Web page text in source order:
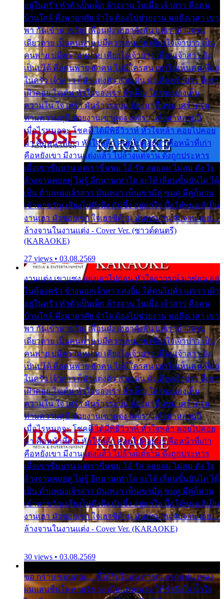
อยู่ในครัว ทำตัวเป็นเด็ก ล้างจาน ในเมื่อ เจ้าสาว คือคน
บ้านใกล้ พึ่งพาอาศัย จำใจ ต้องไปช่วยงาน พอถึงเวลา เขา
พา กันเข้าพาขวัญ เพื่อนฝูง เฮฮาดังลั่น แต่เราล้างจาน
เดียวดาย เป็นคนพ่าย บ่มีความหมาย เคียงใจเจ้าบ่าว เป็น
คนพ่าย บ่มีความหมาย เคียงใจเจ้าบ่าว เพื่อนเจ้าสาว ยัง
เป็นบ่ได้ คือคนพ่าย ฮักคน ไม่มีใครสน เขาไม่เห็นคน ที่อยู่
ในครัว เจ้าสาว ก็มัวแต่งตัว สวยเด่น นั่งเคียงเจ้าบ่าว ที่เขา
เฝ้าคอย ใจเต้น หัวใจของเรา ลำเค็ญ ใครจะมองเห็น
ความใน ใจ เศร้า มันร้าวระบม ต้องมาขื่นขม เศร้าตรม
ท่ามความสุขี ช่วยงานเขาแต่ง แต่เรา แล้งมาหลายปี
เมื่อไรหนอจะ โชคดี ได้มีพิธีวิวาห์ หัวใจหล้า คอยไปคอย
มา คือหน้าที่เก่า หัวใจหล้า คอยไปคอยมา คือหน้าที่เก่า
คือหยังเขา มีงานแต่งแล้ว ไปล้างแต่จาน ดั่งถูกประหาร
เมื่อเขาชื่นบาน แต่เราขื่นขม โอ้ รัก ลอยลม ไม่สม ดัง ใจ
ล้างจานคอยคู่ ไม่รู้ อีกนานเท่าใด จะได้ เลื่อนขั้นบันได ได้
เป็น ตำแหน่งเจ้าสาว มันเหงา เห็นเขามีคู่ ซมดู มีคู่ก็ม่วน
เข้าพาขวัญ เสียงโห่ตึงตึง มันซึ้ง อยู่แก่ใจ มื้อใด๋หนอ สิเป็น
งานเฮา มัวซอยเขา ใจเฮาซิด้าน มันทรมาน จับจาน เอย…
ล้างจานในงานแต่ง - Cover Ver. (ซาวด์ดนตรี)
(KARAOKE)
27 views • 03.08.2569
งานแต่ง เขาแซง แย่งเอาไปก่อน หัวใจอาวรณ์ มาซ่อน อยู่
ในห้องครัว ข้างนอกเจ้าสาว ส่งยิ้ม ให้คนไปทั่ว แต่เรา เฝ้า
อยู่ในครัว ทำตัวเป็นเด็ก ล้างจาน ในเมื่อ เจ้าสาว คือคน
บ้านใกล้ พึ่งพาอาศัย จำใจ ต้องไปช่วยงาน พอถึงเวลา เขา
พา กันเข้าพาขวัญ เพื่อนฝูง เฮฮาดังลั่น แต่เราล้างจาน
เดียวดาย เป็นคนพ่าย บ่มีความหมาย เคียงใจเจ้าบ่าว เป็น
คนพ่าย บ่มีความหมาย เคียงใจเจ้าบ่าว เพื่อนเจ้าสาว ยัง
เป็นบ่ได้ คือคนพ่าย ฮักคน ไม่มีใครสน เขาไม่เห็นคน ที่อยู่
ในครัว เจ้าสาว ก็มัวแต่งตัว สวยเด่น นั่งเคียงเจ้าบ่าว ที่เขา
เฝ้าคอย ใจเต้น หัวใจของเรา ลำเค็ญ ใครจะมองเห็น
ความใน ใจ เศร้า มันร้าวระบม ต้องมาขื่นขม เศร้าตรม
ท่ามความสุขี ช่วยงานเขาแต่ง แต่เรา แล้งมาหลายปี
เมื่อไรหนอจะ โชคดี ได้มีพิธีวิวาห์ หัวใจหล้า คอยไปคอย
มา คือหน้าที่เก่า หัวใจหล้า คอยไปคอยมา คือหน้าที่เก่า
คือหยังเขา มีงานแต่งแล้ว ไปล้างแต่จาน ดั่งถูกประหาร
เมื่อเขาชื่นบาน แต่เราขื่นขม โอ้ รัก ลอยลม ไม่สม ดัง ใจ
ล้างจานคอยคู่ ไม่รู้ อีกนานเท่าใด จะได้ เลื่อนขั้นบันได ได้
เป็น ตำแหน่งเจ้าสาว มันเหงา เห็นเขามีคู่ ซมดู มีคู่ก็ม่วน
เข้าพาขวัญ เสียงโห่ตึงตึง มันซึ้ง อยู่แก่ใจ มื้อใด๋หนอ สิเป็น
งานเฮา มัวซอยเขา ใจเฮาซิด้าน มันทรมาน จับจาน เอย…
ล้างจานในงานแต่ง - Cover Ver. (KARAOKE)
30 views • 03.08.2569
ขอ กราบ ขอบคุณ.... ที่ได้รับไออุ่น การุณ จากแฟน เพลง
ผมแสนชื่นใจ หายวังเวง เมื่อแฟนเพลง ให้กำลังใจ น้ำใจ